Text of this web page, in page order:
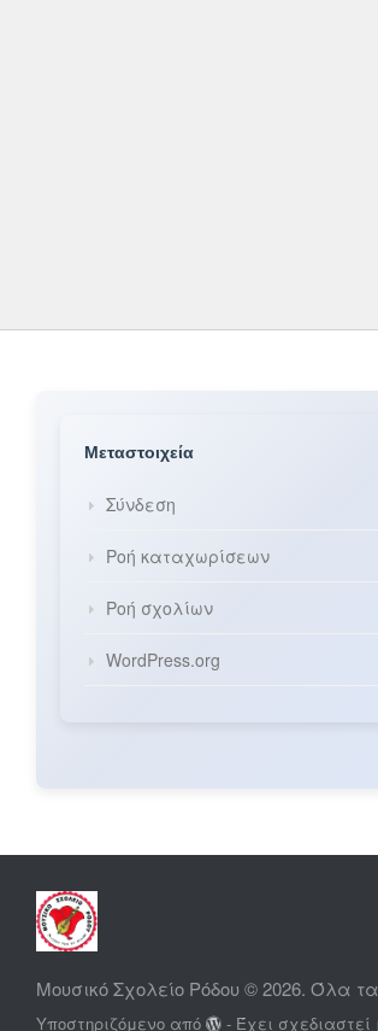
Μεταστοιχεία
Σύνδεση
Ροή καταχωρίσεων
Ροή σχολίων
WordPress.org
Μουσικό Σχολείο Ρόδου © 2026. Όλα
Υποστηριζόμενο από - Έχει